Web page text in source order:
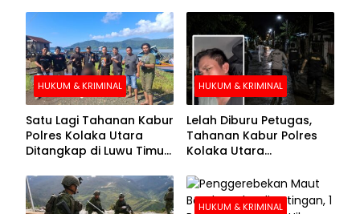
HUKUM & KRIMINAL
Satu Lagi Tahanan Kabur
Polres Kolaka Utara
Ditangkap di Luwu Timur,
HUKUM & KRIMINAL
Lelah Diburu Petugas,
Tahanan Kabur Polres
Kolaka Utara
HUKUM & KRIMINAL